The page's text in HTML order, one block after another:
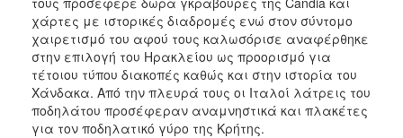
χάρτες με ιστορικές διαδρομές ενώ στον σύντομο
χαιρετισμό του αφού τους καλωσόρισε αναφέρθηκε
στην επιλογή του Ηρακλείου ως προορισμό για
τέτοιου τύπου διακοπές καθώς και στην ιστορία του
Χάνδακα. Από την πλευρά τους οι Ιταλοί λάτρεις του
ποδηλάτου προσέφεραν αναμνηστικά και πλακέτες
για τον ποδηλατικό γύρο της Κρήτης.